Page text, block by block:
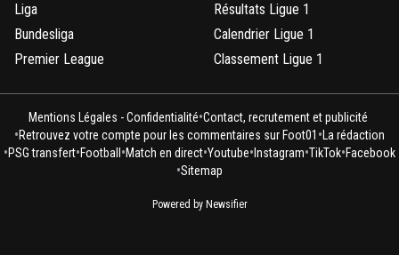
Liga
Bundesliga
Premier League
Résultats Ligue 1
Calendrier Ligue 1
Classement Ligue 1
Mentions Légales - Confidentialité•Contact, recrutement et publicité
•Retrouvez votre compte pour les commentaires sur Foot01 • La rédaction
•PSG transfert•Football •Match en direct•Youtube• Instagram•TikTok•Facebook
•Sitemap
Powered by Newsifier